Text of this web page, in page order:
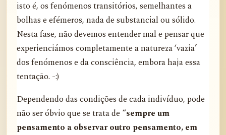
isto é, os fenómenos transitórios, semelhantes a
bolhas e efémeros, nada de substancial ou sólido.
Nesta fase, não devemos entender mal e pensar que
experienciámos completamente a natureza ‘vazia’
dos fenómenos e da consciência, embora haja essa
tentação. -:)
Dependendo das condições de cada indivíduo, pode
não ser óbvio que se trata de “sempre um
pensamento a observar outro pensamento, em